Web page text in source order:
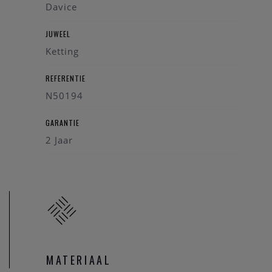
Davice
JUWEEL
Ketting
REFERENTIE
N50194
GARANTIE
2 Jaar
MATERIAAL